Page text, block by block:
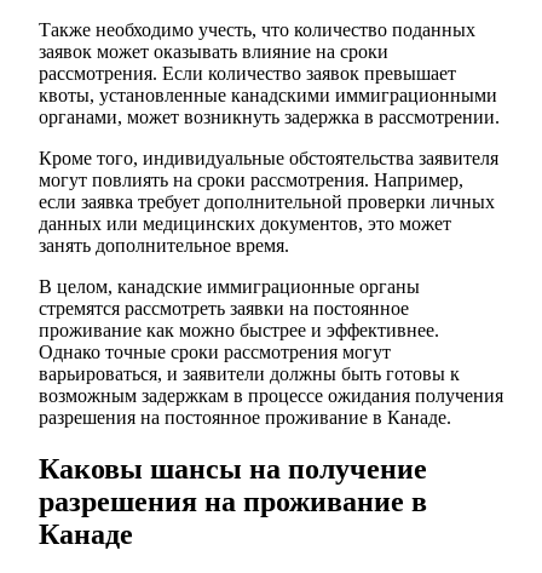
Также необходимо учесть, что количество поданных
заявок может оказывать влияние на сроки
рассмотрения. Если количество заявок превышает
квоты, установленные канадскими иммиграционными
органами, может возникнуть задержка в рассмотрении.
Кроме того, индивидуальные обстоятельства заявителя
могут повлиять на сроки рассмотрения. Например,
если заявка требует дополнительной проверки личных
данных или медицинских документов, это может
занять дополнительное время.
В целом, канадские иммиграционные органы
стремятся рассмотреть заявки на постоянное
проживание как можно быстрее и эффективнее.
Однако точные сроки рассмотрения могут
варьироваться, и заявители должны быть готовы к
возможным задержкам в процессе ожидания получения
разрешения на постоянное проживание в Канаде.
Каковы шансы на получение
разрешения на проживание в
Канаде